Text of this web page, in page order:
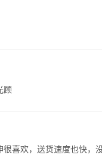
顾
喜欢，送货速度也快，